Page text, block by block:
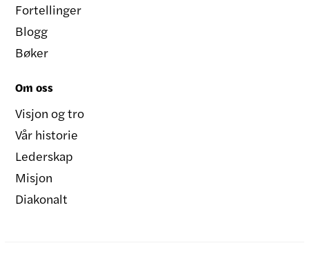
Fortellinger
Blogg
Bøker
Om oss
Visjon og tro
Vår historie
Lederskap
Misjon
Diakonalt